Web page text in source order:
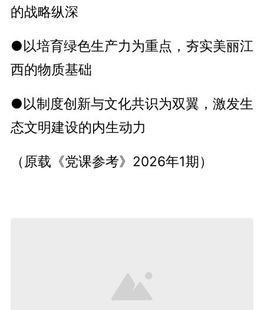
的战略纵深
●以培育绿色生产力为重点，夯实美丽江
西的物质基础
●以制度创新与文化共识为双翼，激发生
态文明建设的内生动力
（原载《党课参考》2026年1期）